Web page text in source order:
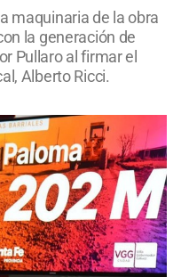
maquinaria de la obra
la generación de
Pullaro al firmar el
Alberto Ricci.